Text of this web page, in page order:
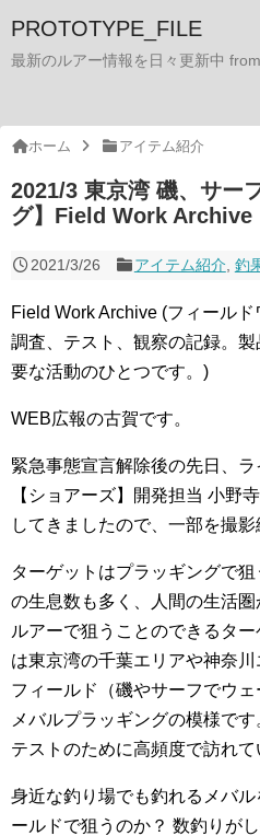
PROTOTYPE_FILE
最新のルアー情報を日々更新中
ホーム アイテム紹介
2021/3 東京湾 磯、サー
グ】Field Work Archive
2021/3/26 アイテム紹介 釣
Field Work Archive (フィール
調査、テスト、観察の記録。
要な活動のひとつです。)
WEB広報の古賀です。
緊急事態宣言解除後の先日、
【ショアーズ】開発担当 小野
してきましたので、一部を撮影
ターゲットはプラッギングで
の生息数も多く、人間の生活
ルアーで狙うことのできるタ
は東京湾の千葉エリアや神奈
フィールド（磯やサーフでウ
メバルプラッギングの模様で
テストのために高頻度で訪れて
身近な釣り場でも釣れるメバ
ールドで狙うのか？ 数釣りが